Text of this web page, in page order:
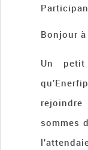
Bonjour
Un
sommes